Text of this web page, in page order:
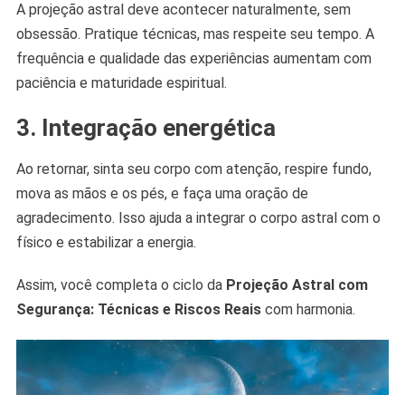
A projeção astral deve acontecer naturalmente, sem
obsessão. Pratique técnicas, mas respeite seu tempo. A
frequência e qualidade das experiências aumentam com
paciência e maturidade espiritual.
3. Integração energética
Ao retornar, sinta seu corpo com atenção, respire fundo,
mova as mãos e os pés, e faça uma oração de
agradecimento. Isso ajuda a integrar o corpo astral com o
físico e estabilizar a energia.
Assim, você completa o ciclo da Projeção Astral com
Segurança: Técnicas e Riscos Reaiscom harmonia.